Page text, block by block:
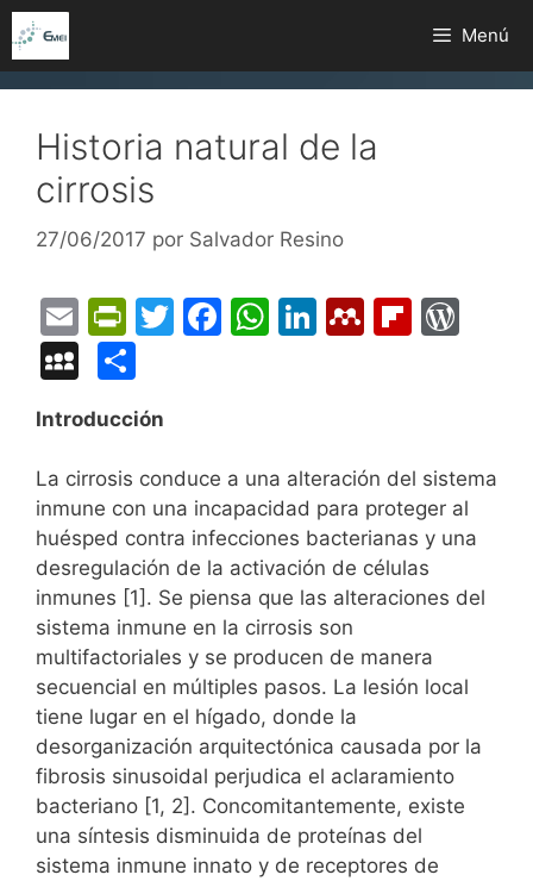
Saltar
al
contenido
Menú
Historia natural de la
cirrosis
27/06/2017 por Salvador Resino
E
m
ai
l
Pr
in
tF
ri
e
n
dl
y
T
F
b
o
o
k
W
A
p
p
Li
dI
n
M
el
e
y
Fl
ar
d
e
s
s
M
S
p
a
c
e
o
m
p
ar
tir
Introducción
La cirrosis conduce a una alteración del sistema
inmune con una incapacidad para proteger al
huésped contra infecciones bacterianas y una
desregulación de la activación de células
inmunes [1]. Se piensa que las alteraciones del
sistema inmune en la cirrosis son
multifactoriales y se producen de manera
secuencial en múltiples pasos. La lesión local
tiene lugar en el hígado, donde la
desorganización arquitectónica causada por la
fibrosis sinusoidal perjudica el aclaramiento
bacteriano [1, 2]. Concomitantemente, existe
una síntesis disminuida de proteínas del
sistema inmune innato y de receptores de